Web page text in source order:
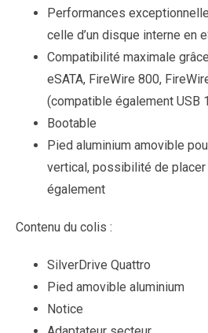
Performances
celle d’un disque interne en
Compatibilité maximale
eSATA, FireWire 800,
(compatible également USB
Bootable
Pied aluminium amovible
vertical, possibilité de
également
Contenu du colis :
SilverDrive Quattro
Pied amovible aluminium
Notice